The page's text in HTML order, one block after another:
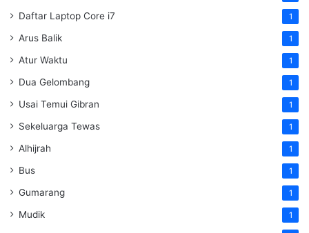
Daftar Laptop Core i7 1
Arus Balik 1
Atur Waktu 1
Dua Gelombang 1
Usai Temui Gibran 1
Sekeluarga Tewas 1
Alhijrah 1
Bus 1
Gumarang 1
Mudik 1